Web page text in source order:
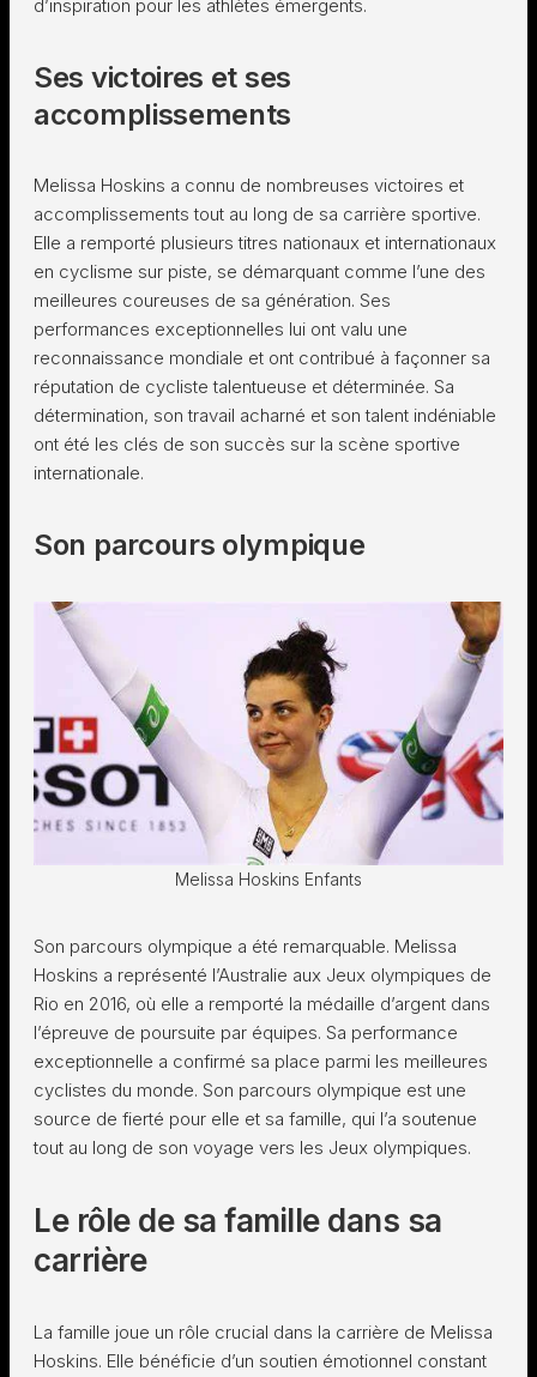
d’inspiration pour les athlètes émergents.
Ses victoires et ses
accomplissements
Melissa Hoskins a connu de nombreuses victoires et
accomplissements tout au long de sa carrière sportive.
Elle a remporté plusieurs titres nationaux et internationaux
en cyclisme sur piste, se démarquant comme l’une des
meilleures coureuses de sa génération. Ses
performances exceptionnelles lui ont valu une
reconnaissance mondiale et ont contribué à façonner sa
réputation de cycliste talentueuse et déterminée. Sa
détermination, son travail acharné et son talent indéniable
ont été les clés de son succès sur la scène sportive
internationale.
Son parcours olympique
Melissa Hoskins Enfants
Son parcours olympique a été remarquable. Melissa
Hoskins a représenté l’Australie aux Jeux olympiques de
Rio en 2016, où elle a remporté la médaille d’argent dans
l’épreuve de poursuite par équipes. Sa performance
exceptionnelle a confirmé sa place parmi les meilleures
cyclistes du monde. Son parcours olympique est une
source de fierté pour elle et sa famille, qui l’a soutenue
tout au long de son voyage vers les Jeux olympiques.
Le rôle de sa famille dans sa
carrière
La famille joue un rôle crucial dans la carrière de Melissa
Hoskins. Elle bénéficie d’un soutien émotionnel constant